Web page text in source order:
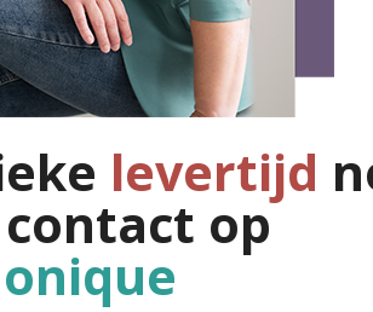
levertijd
op